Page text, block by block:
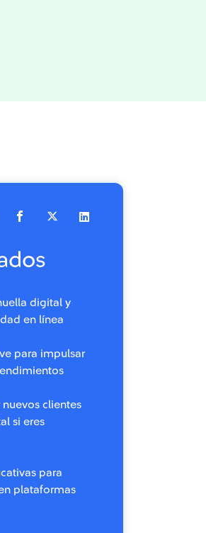
digital y
en línea
para impulsar
clientes
si eres
para
plataformas